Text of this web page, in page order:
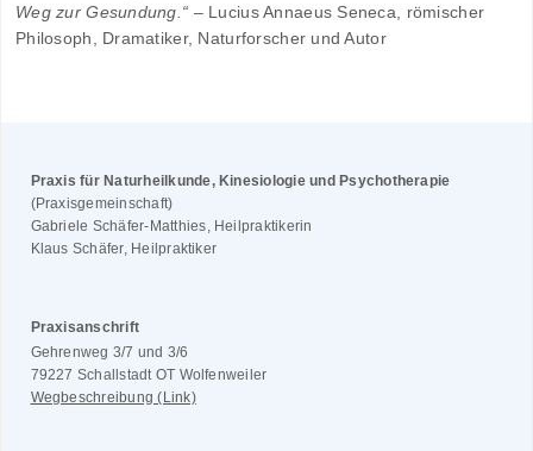
Weg zur Gesundung.“ – Lucius Annaeus Seneca, römischer
Philosoph, Dramatiker, Naturforscher und Autor
Praxis für Naturheilkunde, Kinesiologie und Psychotherapie
(Praxisgemeinschaft)
Gabriele Schäfer-Matthies, Heilpraktikerin
Klaus Schäfer, Heilpraktiker
Praxisanschrift
Gehrenweg 3/7 und 3/6
79227 Schallstadt OT Wolfenweiler
Wegbeschreibung (Link)